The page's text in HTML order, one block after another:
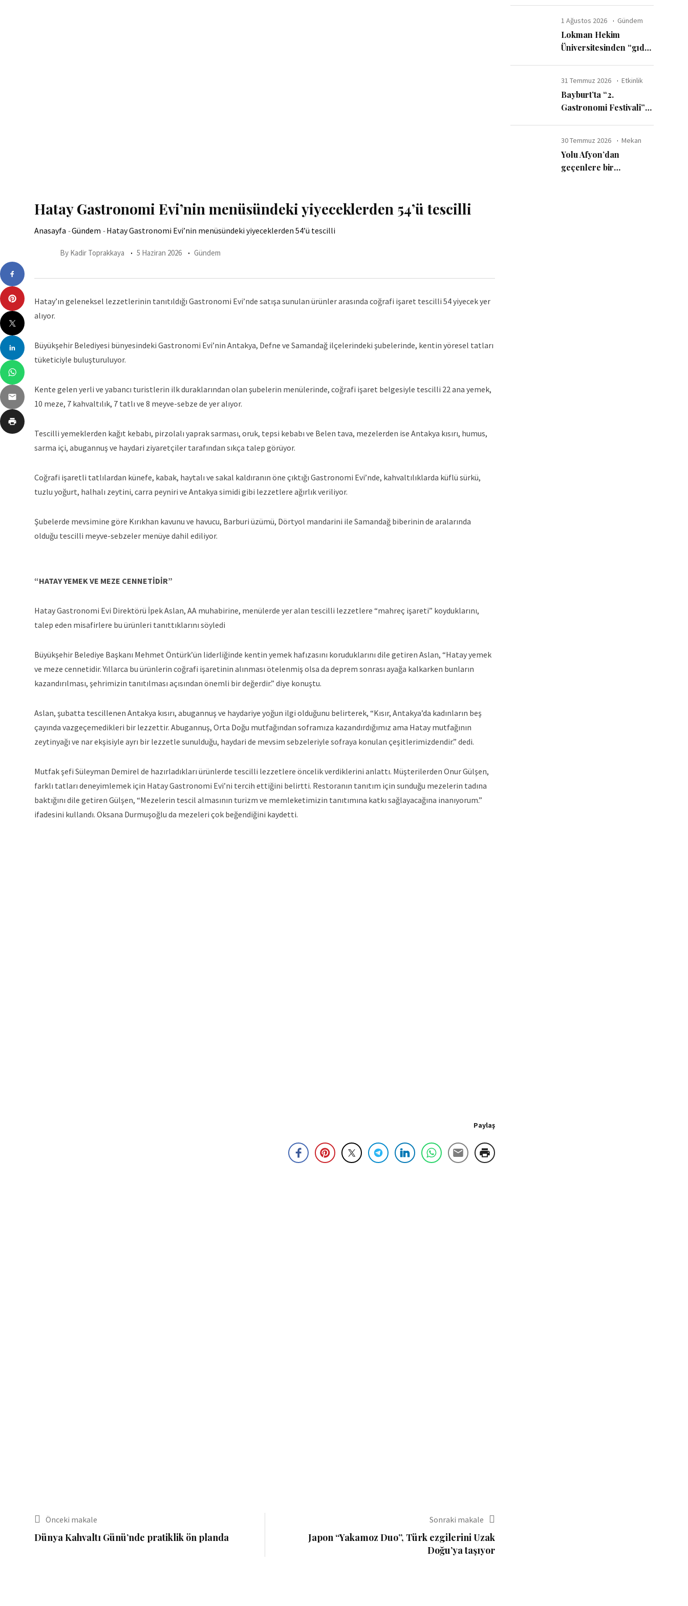
Hatay Gastronomi Evi’nin menüsündeki yiyeceklerden 54’ü tescilli
Anasayfa -Gündem -Hatay Gastronomi Evi’nin menüsündeki yiyeceklerden 54’ü tescilli
By Kadir Toprakkaya 5 Haziran 2026 Gündem
Hatay’ın geleneksel lezzetlerinin tanıtıldığı Gastronomi Evi’nde satışa sunulan ürünler arasında coğrafi işaret tescilli 54 yiyecek yer
alıyor.
Büyükşehir Belediyesi bünyesindeki Gastronomi Evi’nin Antakya, Defne ve Samandağ ilçelerindeki şubelerinde, kentin yöresel tatları
tüketiciyle buluşturuluyor.
Kente gelen yerli ve yabancı turistlerin ilk duraklarından olan şubelerin menülerinde, coğrafi işaret belgesiyle tescilli 22 ana yemek,
10 meze, 7 kahvaltılık, 7 tatlı ve 8 meyve-sebze de yer alıyor.
Tescilli yemeklerden kağıt kebabı, pirzolalı yaprak sarması, oruk, tepsi kebabı ve Belen tava, mezelerden ise Antakya kısırı, humus,
sarma içi, abugannuş ve haydari ziyaretçiler tarafından sıkça talep görüyor.
Coğrafi işaretli tatlılardan künefe, kabak, haytalı ve sakal kaldıranın öne çıktığı Gastronomi Evi’nde, kahvaltılıklarda küflü sürkü,
tuzlu yoğurt, halhalı zeytini, carra peyniri ve Antakya simidi gibi lezzetlere ağırlık veriliyor.
Şubelerde mevsimine göre Kırıkhan kavunu ve havucu, Barburi üzümü, Dörtyol mandarini ile Samandağ biberinin de aralarında
olduğu tescilli meyve-sebzeler menüye dahil ediliyor.
“HATAY YEMEK VE MEZE CENNETİDİR”
Hatay Gastronomi Evi Direktörü İpek Aslan, AA muhabirine, menülerde yer alan tescilli lezzetlere “mahreç işareti” koyduklarını,
talep eden misafirlere bu ürünleri tanıttıklarını söyledi
Büyükşehir Belediye Başkanı Mehmet Öntürk’ün liderliğinde kentin yemek hafızasını koruduklarını dile getiren Aslan, “Hatay yemek
ve meze cennetidir. Yıllarca bu ürünlerin coğrafi işaretinin alınması ötelenmiş olsa da deprem sonrası ayağa kalkarken bunların
kazandırılması, şehrimizin tanıtılması açısından önemli bir değerdir.” diye konuştu.
Aslan, şubatta tescillenen Antakya kısırı, abugannuş ve haydariye yoğun ilgi olduğunu belirterek, “Kısır, Antakya’da kadınların beş
çayında vazgeçemedikleri bir lezzettir. Abugannuş, Orta Doğu mutfağından soframıza kazandırdığımız ama Hatay mutfağının
zeytinyağı ve nar ekşisiyle ayrı bir lezzetle sunulduğu, haydari de mevsim sebzeleriyle sofraya konulan çeşitlerimizdendir.” dedi.
Mutfak şefi Süleyman Demirel de hazırladıkları ürünlerde tescilli lezzetlere öncelik verdiklerini anlattı. Müşterilerden Onur Gülşen,
farklı tatları deneyimlemek için Hatay Gastronomi Evi’ni tercih ettiğini belirtti. Restoranın tanıtım için sunduğu mezelerin tadına
baktığını dile getiren Gülşen, “Mezelerin tescil almasının turizm ve memleketimizin tanıtımına katkı sağlayacağına inanıyorum.”
ifadesini kullandı. Oksana Durmuşoğlu da mezeleri çok beğendiğini kaydetti.
Paylaş
Önceki makale
Dünya Kahvaltı Günü’nde pratiklik ön planda
Sonraki makale
Japon “Yakamoz Duo”, Türk ezgilerini Uzak
Doğu’ya taşıyor
1 Ağustos 2026 Gündem
Lokman Hekim
Üniversitesinden “gıda
uyarısı
31 Temmuz 2026 Etkinlik
Bayburt’ta “2.
Gastronomi Festivali”
30 Temmuz 2026 Mekan
Yolu Afyon’dan
geçenlere bir